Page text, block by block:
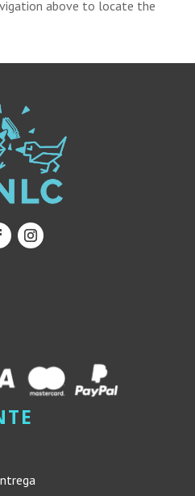
above to locate the